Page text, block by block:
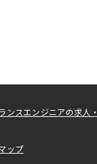
ンスエンジニアの求人・
ップ